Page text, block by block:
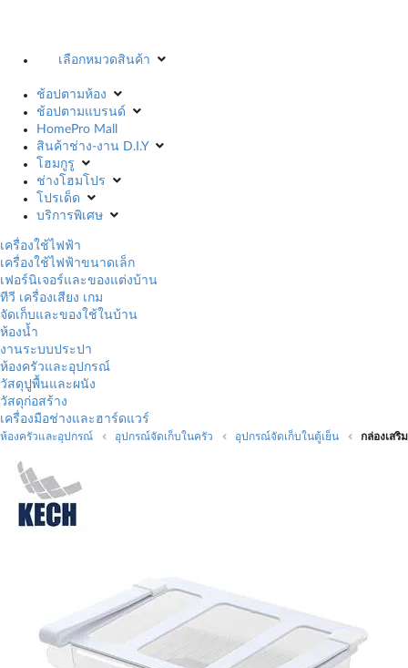
เลือกหมวดสินค้า
ช้อปตามห้อง
ช้อปตามแบรนด์
HomePro Mall
สินค้าช่าง-งาน D.I.Y
โฮมกูรู
ช่างโฮมโปร
โปรเด็ด
บริการพิเศษ
เครื่องใช้ไฟฟ้า
เครื่องใช้ไฟฟ้าขนาดเล็ก
เฟอร์นิเจอร์และของแต่งบ้าน
ทีวี เครื่องเสียง เกม
จัดเก็บและของใช้ในบ้าน
ห้องน้ำ
งานระบบประปา
ห้องครัวและอุปกรณ์
วัสดุปูพื้นและผนัง
วัสดุก่อสร้าง
เครื่องมือช่างและฮาร์ดแวร์
ห้องครัวและอุปกรณ์ อุปกรณ์จัดเก็บในครัว อุปกรณ์จัดเก็บในตู้เย็น กล่องเสริ